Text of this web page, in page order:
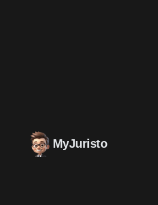
MyJuristo